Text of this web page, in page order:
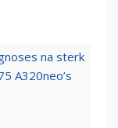
na sterk
A320neo’s